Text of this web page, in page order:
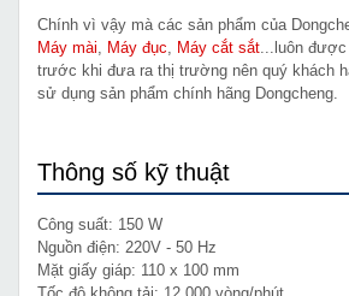
Chính vì vậy mà các sản phẩm của
Máy mài
Máy đục Máy cắt sắt ...luôn
trước khi đưa ra thị trường nên quý khách
sử dụng sản phẩm chính hãng Dongcheng.
Thông số kỹ thuật
Công suất: 150 W
Nguồn điện: 220V - 50 Hz
Mặt giấy giáp: 110 x 100 mm